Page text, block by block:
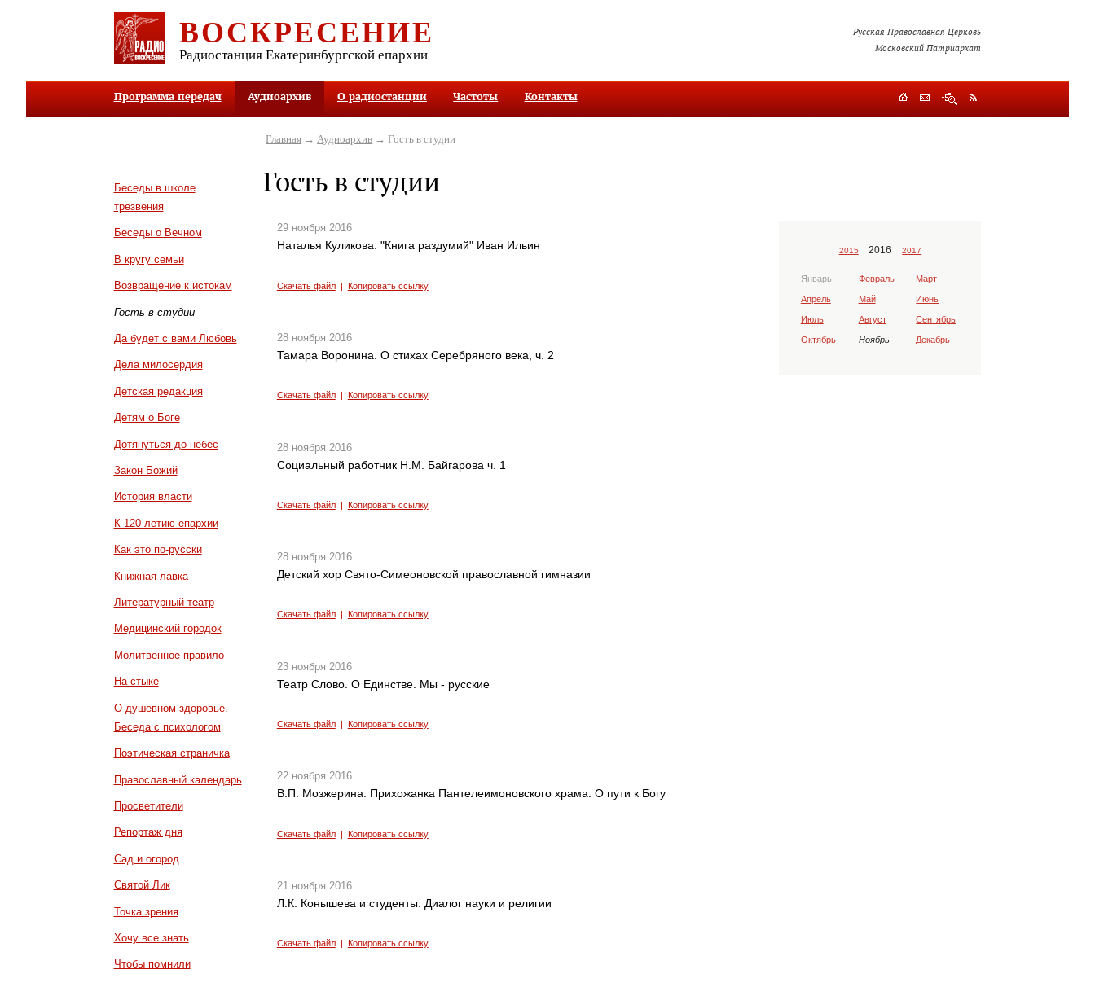
ВОСКРЕСЕНИЕ
Радиостанция Екатеринбургской епархии
Русская Православная Церковь
Московский Патриархат
Программа передач Аудиоархив О радиостанции Частоты Контакты
Беседы в школе
трезвения
Беседы о Вечном
В кругу семьи
Возвращение к истокам
Гость в студии
Да будет с вами Любовь
Дела милосердия
Детская редакция
Детям о Боге
Дотянуться до небес
Закон Божий
История власти
К 120-летию епархии
Как это по-русски
Книжная лавка
Литературный театр
Медицинский городок
Молитвенное правило
На стыке
О душевном здоровье.
Беседа с психологом
Поэтическая страничка
Православный календарь
Просветители
Репортаж дня
Сад и огород
Святой Лик
Точка зрения
Хочу все знать
Чтобы помнили
Главная → Аудиоархив → Гость в студии
Гость в студии
29 ноября 2016
Наталья Куликова. "Книга раздумий" Иван Ильин
Скачать файл| Копировать ссылку
28 ноября 2016
Тамара Воронина. О стихах Серебряного века, ч. 2
Скачать файл| Копировать ссылку
28 ноября 2016
Социальный работник Н.М. Байгарова ч. 1
Скачать файл| Копировать ссылку
28 ноября 2016
Детский хор Свято-Симеоновской православной гимназии
Скачать файл| Копировать ссылку
23 ноября 2016
Театр Слово. О Единстве. Мы - русские
Скачать файл| Копировать ссылку
22 ноября 2016
В.П. Мозжерина. Прихожанка Пантелеимоновского храма. О пути к Богу
Скачать файл| Копировать ссылку
21 ноября 2016
Л.К. Конышева и студенты. Диалог науки и религии
Скачать файл| Копировать ссылку
2015 2016 2017
Январь Февраль Март
Апрель Май Июнь
Июль Август Сентябрь
Октябрь Ноябрь Декабрь